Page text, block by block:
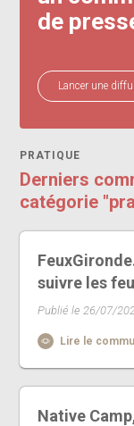
de
Lancer une
PRATIQUE
Derniers
catégorie
suivre les
Publié le 26/07/
Lire le
Native